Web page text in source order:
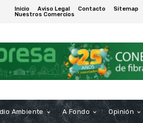
Inicio Aviso Legal Contacto
Sitemap
Nuestros Comercios
Ambiente A Fondo Opinión